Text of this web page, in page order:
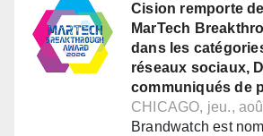
Cision remporte
MarTech
dans les
réseaux sociaux,
communiqués de
CHICAGO, jeu.,
Brandwatch est